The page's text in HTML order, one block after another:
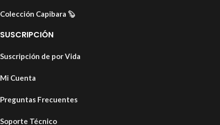
Colección Capibara 🦫
SUSCRIPCIÓN
Suscripción de por Vida
Mi Cuenta
Preguntas Frecuentes
Soporte Técnico